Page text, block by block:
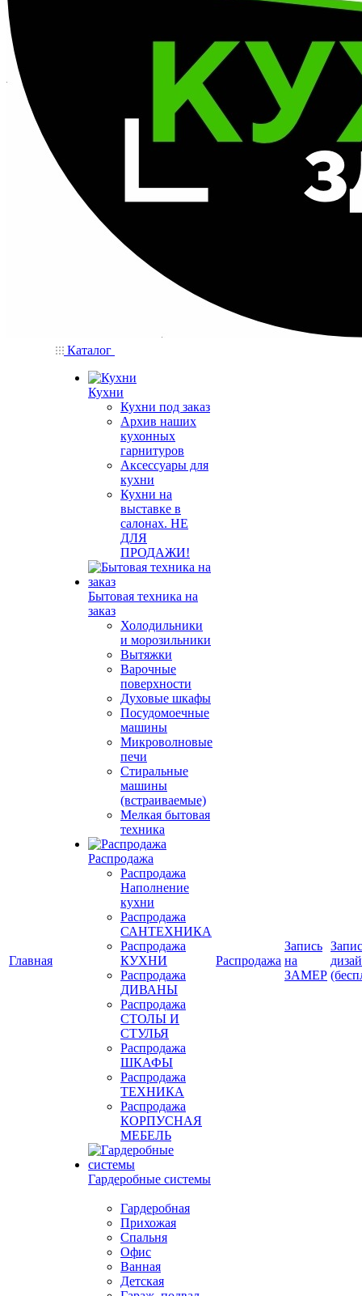
Главная
Каталог
Кухни
Кухни под заказ
Архив наших
кухонных
гарнитуров
Аксессуары для
кухни
Кухни на
выставке в
салонах. НЕ
ДЛЯ
ПРОДАЖИ!
Бытовая техника на
заказ
Холодильники
и морозильники
Вытяжки
Варочные
поверхности
Духовые шкафы
Посудомоечные
машины
Микроволновые
печи
Стиральные
машины
(встраиваемые)
Мелкая бытовая
техника
Распродажа
Распродажа
Наполнение
кухни
Распродажа
САНТЕХНИКА
Распродажа
КУХНИ
Распродажа
ДИВАНЫ
Распродажа
СТОЛЫ И
СТУЛЬЯ
Распродажа
ШКАФЫ
Распродажа
ТЕХНИКА
Распродажа
КОРПУСНАЯ
МЕБЕЛЬ
Гардеробные системы
Гардеробная
Прихожая
Спальня
Офис
Ванная
Детская
Распродажа
Запись
на
ЗАМЕР